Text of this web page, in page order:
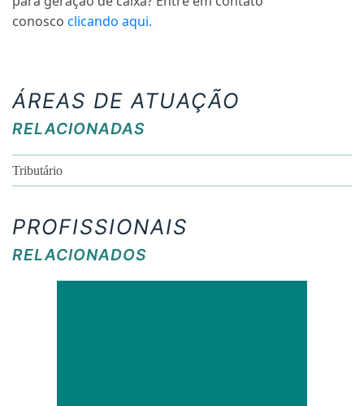
conosco clicando aqui.
ÁREAS DE ATUAÇÃO
RELACIONADAS
Tributário
PROFISSIONAIS
RELACIONADOS